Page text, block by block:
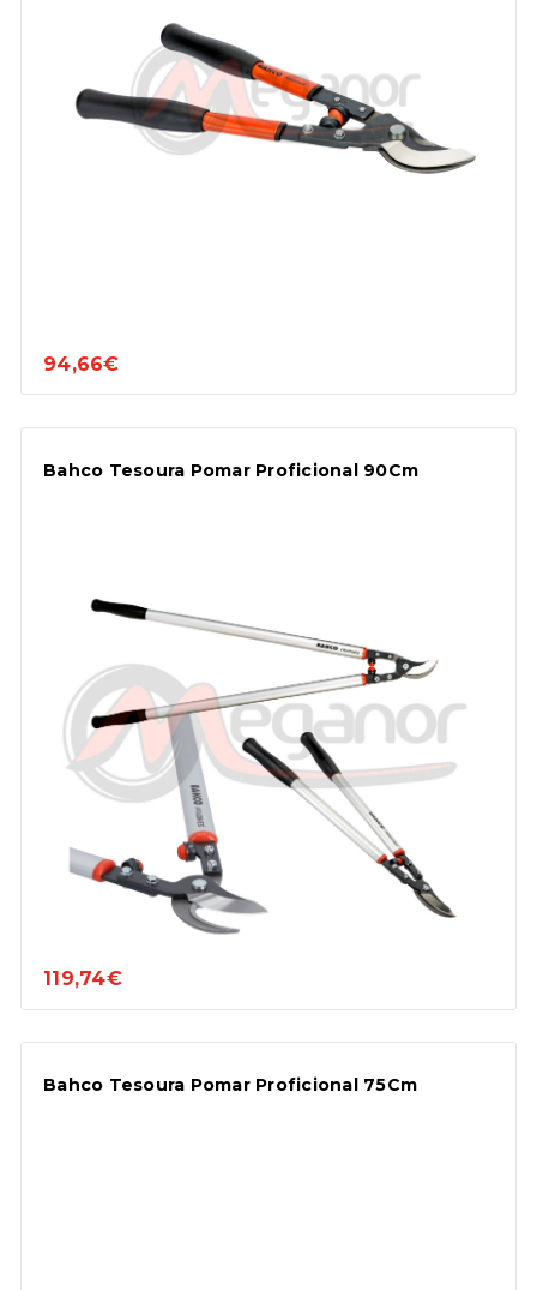
94,66€
Bahco Tesoura Pomar Proficional 90Cm
119,74€
Bahco Tesoura Pomar Proficional 75Cm